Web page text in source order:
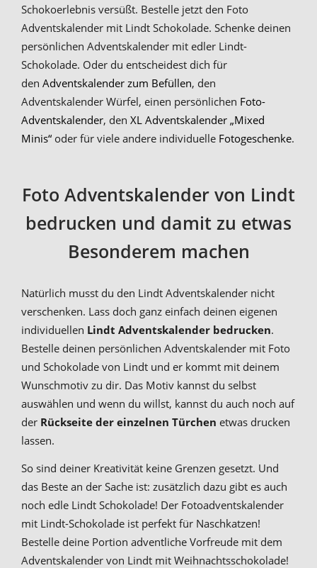
Schokoerlebnis versüßt. Bestelle jetzt den Foto
Adventskalender mit Lindt Schokolade. Schenke deinen
persönlichen Adventskalender mit edler Lindt-
Schokolade. Oder du entscheidest dich für
den Adventskalender zum Befüllen, den
Adventskalender Würfel, einen persönlichen Foto-
Adventskalender, den XL Adventskalender „Mixed
Minis“ oder für viele andere individuelle Fotogeschenke.
Foto Adventskalender von Lindt
bedrucken und damit zu etwas
Besonderem machen
Natürlich musst du den Lindt Adventskalender nicht
verschenken. Lass doch ganz einfach deinen eigenen
individuellen Lindt Adventskalender bedrucken.
Bestelle deinen persönlichen Adventskalender mit Foto
und Schokolade von Lindt und er kommt mit deinem
Wunschmotiv zu dir. Das Motiv kannst du selbst
auswählen und wenn du willst, kannst du auch noch auf
der Rückseite der einzelnen Türchen etwas drucken
lassen.
So sind deiner Kreativität keine Grenzen gesetzt. Und
das Beste an der Sache ist: zusätzlich dazu gibt es auch
noch edle Lindt Schokolade! Der Fotoadventskalender
mit Lindt-Schokolade ist perfekt für Naschkatzen!
Bestelle deine Portion adventliche Vorfreude mit dem
Adventskalender von Lindt mit Weihnachtsschokolade!